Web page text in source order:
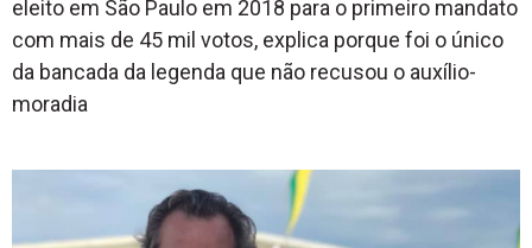
eleito em São Paulo em 2018 para o primeiro mandato
com mais de 45 mil votos, explica porque foi o único
da bancada da legenda que não recusou o auxílio-
moradia